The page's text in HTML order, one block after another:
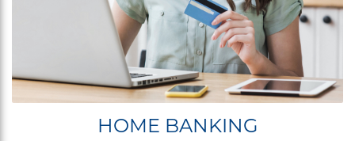
HOME BANKING